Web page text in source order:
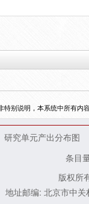
特别说明，本系统中所有内
研究单元产出分布图
条目
版权所
地址邮编: 北京市中